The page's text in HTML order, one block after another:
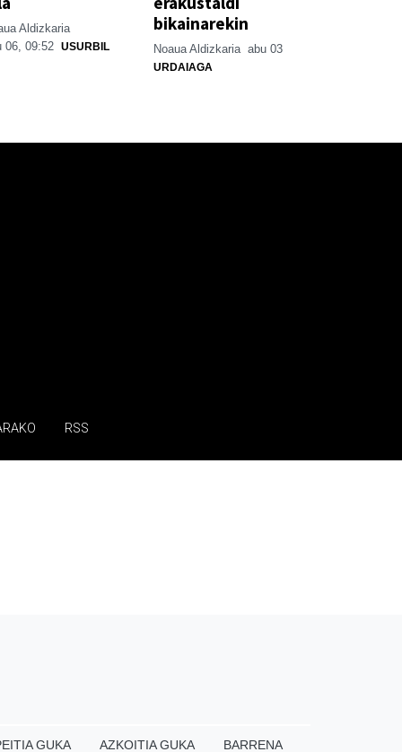
Aldizkaria
06, 09:52 USURBIL
bikainarekin
Noaua Aldizkaria abu 03
URDAIAGA
RSS
GUKA AZKOITIA GUKA BARRENA